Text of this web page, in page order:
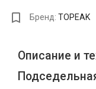
Бренд: TOPEAK
Описание и